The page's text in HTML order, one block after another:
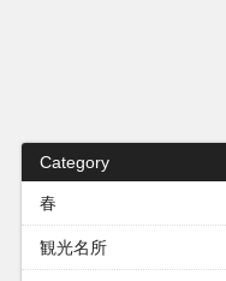
Category
春
観光名所